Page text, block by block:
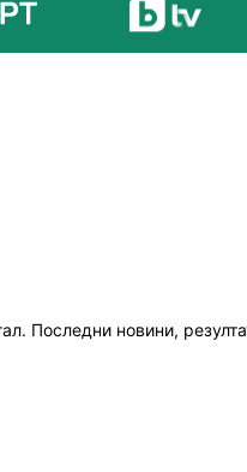
Последни новини,